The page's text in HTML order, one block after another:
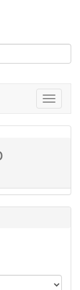
Menu